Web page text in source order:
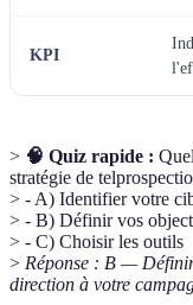
KPI
> 🧠 Quiz rapide :
stratégie de
> - A) Identifier votre
> - B) Définir vos
> - C) Choisir les outils
> Réponse : B —
direction à votre